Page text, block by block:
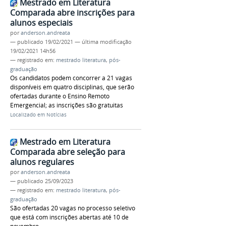
Mestrado em Literatura
Comparada abre inscrições para
alunos especiais
poranderson.andreata
— publicado 19/02/2021 — última modificação
19/02/2021 14h56
— registrado em: mestrado literatura, pós-
graduação
Os candidatos podem concorrer a 21 vagas
disponíveis em quatro disciplinas, que serão
ofertadas durante o Ensino Remoto
Emergencial; as inscrições são gratuitas
Localizado em Notícias
Mestrado em Literatura
Comparada abre seleção para
alunos regulares
poranderson.andreata
— publicado 25/09/2023
— registrado em: mestrado literatura, pós-
graduação
São ofertadas 20 vagas no processo seletivo
que está com inscrições abertas até 10 de